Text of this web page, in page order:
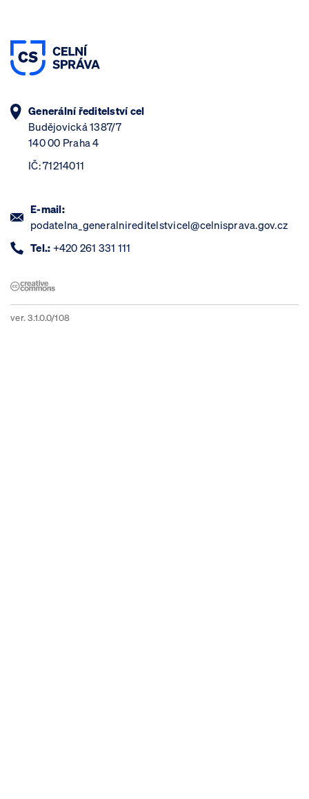
Generální ředitelství cel
Budějovická 1387/7
140 00 Praha 4
IČ: 71214011
E-mail:
podatelna_generalnireditelstvicel@celnisprava.gov.cz
Tel.: +420 261 331 111
ver. 3.1.0.0/108